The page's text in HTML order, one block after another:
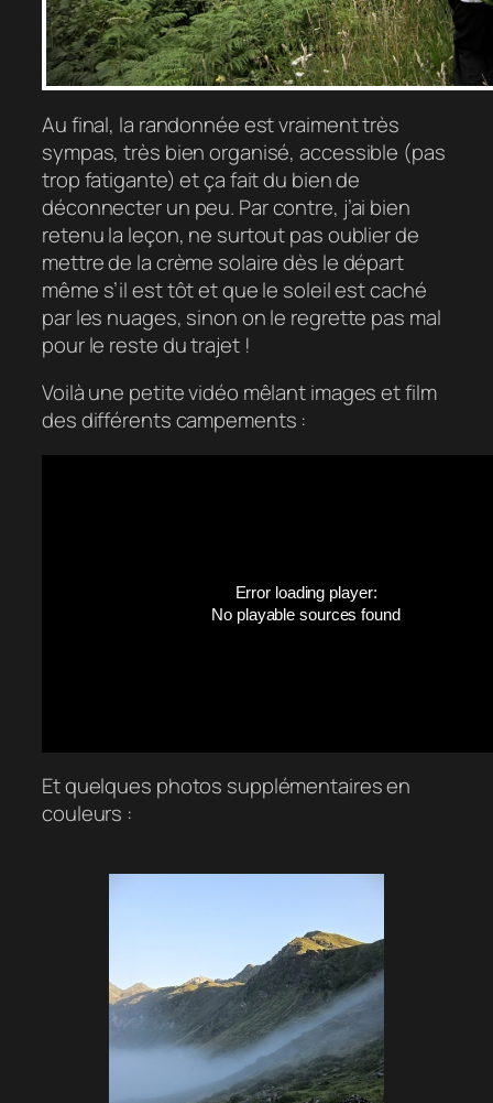
Au final, la randonnée est vraiment très
sympas, très bien organisé, accessible (pas
trop fatigante) et ça fait du bien de
déconnecter un peu. Par contre, j’ai bien
retenu la leçon, ne surtout pas oublier de
mettre de la crème solaire dès le départ
même s’il est tôt et que le soleil est caché
par les nuages, sinon on le regrette pas mal
pour le reste du trajet !
Voilà une petite vidéo mêlant images et film
des différents campements :
Error loading player:
No playable sources found
Et quelques photos supplémentaires en
couleurs :